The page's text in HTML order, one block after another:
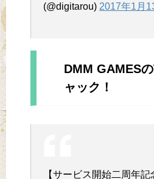
(@digitarou) 2017年1月
DMM GAMES
ャック！
【サービス開始二周年記